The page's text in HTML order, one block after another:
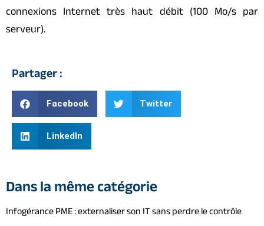
connexions Internet très haut débit (100 Mo/s par
serveur).
Partager :
Facebook Twitter
LinkedIn
Dans la même catégorie
Infogérance PME : externaliser son IT sans perdre le contrôle